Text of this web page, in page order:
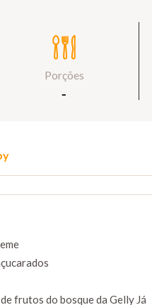
Porções
‐
frutos do bosque da Gelly Já